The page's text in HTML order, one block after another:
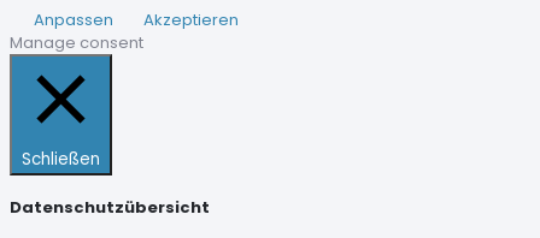
Anpassen
Akzeptieren
Manage consent
Schließen
Datenschutzübersicht